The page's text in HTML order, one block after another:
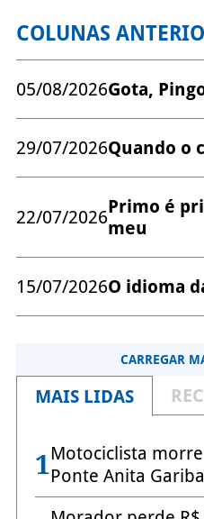
COLUNAS
05/08/2026Gota,
29/07/2026Quando o
22/07/2026Primo é
meu
15/07/2026O idioma
CARREGAR
MAIS LIDAS
1Motociclista
Ponte Anita